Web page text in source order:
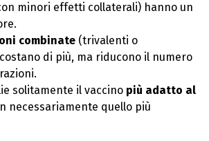
minori effetti collaterali) hanno un
combinate (trivalenti o
di più, ma riducono il numero
solitamente il vaccino più adatto al
necessariamente quello più